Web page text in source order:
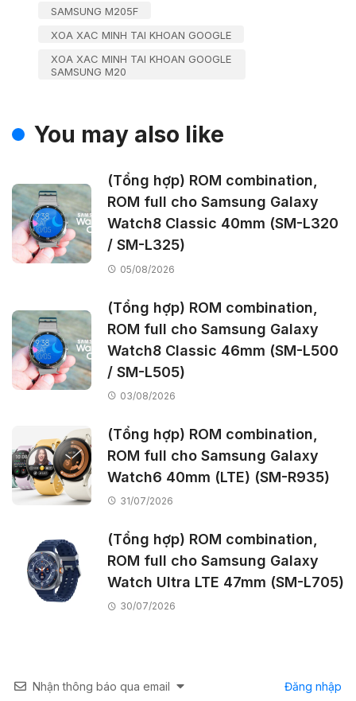
SAMSUNG M205F
XOA XAC MINH TAI KHOAN GOOGLE
XOA XAC MINH TAI KHOAN GOOGLE
SAMSUNG M20
You may also like
(Tổng hợp) ROM combination,
ROM full cho Samsung Galaxy
Watch8 Classic 40mm (SM-L320
/ SM-L325)
05/08/2026
(Tổng hợp) ROM combination,
ROM full cho Samsung Galaxy
Watch8 Classic 46mm (SM-L500
/ SM-L505)
03/08/2026
(Tổng hợp) ROM combination,
ROM full cho Samsung Galaxy
Watch6 40mm (LTE) (SM-R935)
31/07/2026
(Tổng hợp) ROM combination,
ROM full cho Samsung Galaxy
Watch Ultra LTE 47mm (SM-L705)
30/07/2026
Nhận thông báo qua email Đăng nhập